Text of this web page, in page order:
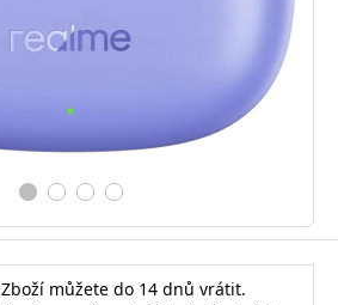
Zboží můžete do 14 dnů vrátit.